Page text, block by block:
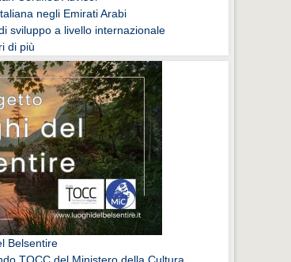
negli Emirati Arabi
sviluppo a livello internazionale
di più
Belsentire